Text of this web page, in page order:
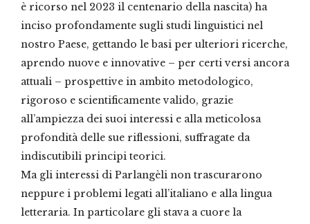
è ricorso nel 2023 il centenario della nascita) ha
inciso profondamente sugli studi linguistici nel
nostro Paese, gettando le basi per ulteriori ricerche,
aprendo nuove e innovative – per certi versi ancora
attuali – prospettive in ambito metodologico,
rigoroso e scientificamente valido, grazie
all’ampiezza dei suoi interessi e alla meticolosa
profondità delle sue riflessioni, suffragate da
indiscutibili principi teorici.
Ma gli interessi di Parlangèli non trascurarono
neppure i problemi legati all’italiano e alla lingua
letteraria. In particolare gli stava a cuore la